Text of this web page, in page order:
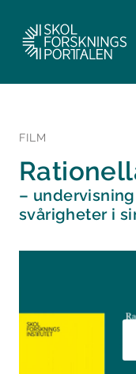
FILM
–
svårigheter i